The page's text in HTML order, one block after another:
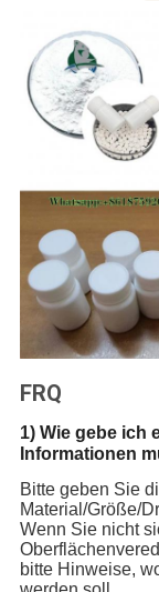
FRQ
1) Wie gebe ich
Informationen
Bitte geben Sie
Material/Größe/
Wenn Sie nicht
bitte Hinweise,